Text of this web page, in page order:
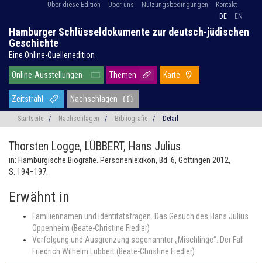
Über diese Edition Über uns Nutzungsbedingungen
Kontakt
DE
EN
Hamburger Schlüsseldokumente zur deutsch-jüdischen
Geschichte
Eine Online-Quellenedition
Online-Ausstellungen Themen Karte
Zeitstrahl Nachschlagen
Startseite / Nachschlagen / Bibliografie / Detail
Thorsten Logge, LÜBBERT, Hans Julius
in: Hamburgische Biografie. Personenlexikon, Bd. 6, Göttingen 2012,
S. 194–197.
Erwähnt in
Familiennamen und Identitätsfragen. Das Gesuch des Hans Julius
Oppenheim (Beate-Christine Fiedler)
Verfolgung und Ausgrenzung sogenannter „Mischlinge“. Der Fall
Friedrich Wilhelm Lübbert (Beate-Christine Fiedler)